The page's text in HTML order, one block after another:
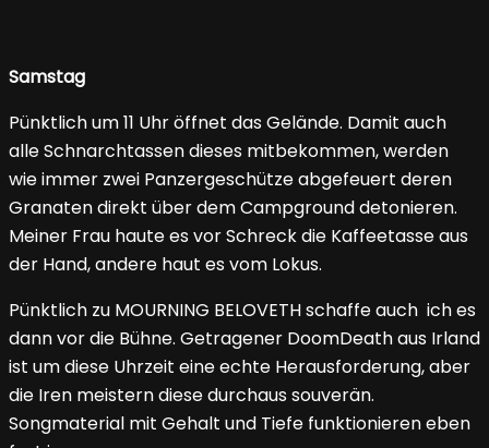
Samstag
Pünktlich um 11 Uhr öffnet das Gelände. Damit auch
alle Schnarchtassen dieses mitbekommen, werden
wie immer zwei Panzergeschütze abgefeuert deren
Granaten direkt über dem Campground detonieren.
Meiner Frau haute es vor Schreck die Kaffeetasse aus
der Hand, andere haut es vom Lokus.
Pünktlich zu MOURNING BELOVETH schaffe auch ich es
dann vor die Bühne. Getragener DoomDeath aus Irland
ist um diese Uhrzeit eine echte Herausforderung, aber
die Iren meistern diese durchaus souverän.
Songmaterial mit Gehalt und Tiefe funktionieren eben